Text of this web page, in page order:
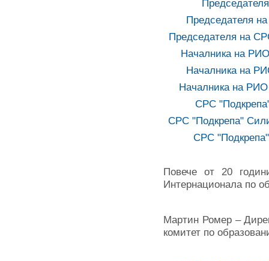
Председателя
Председатeля на
Началника на
Началника на
Началника на
СРС
СРС "Подкрепа"
СРС
Повече от 20
Интернационала по
Мартин Ромер –
комитет по